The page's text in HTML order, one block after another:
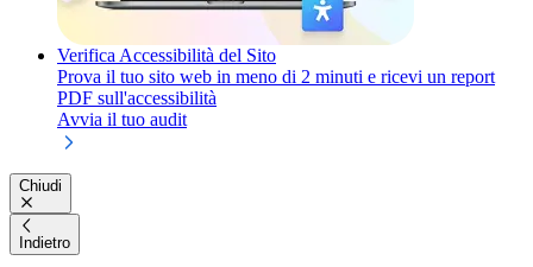
Verifica Accessibilità del Sito
Prova il tuo sito web in meno di 2 minuti e ricevi un report
PDF sull'accessibilità
Avvia il tuo audit
Chiudi
Indietro